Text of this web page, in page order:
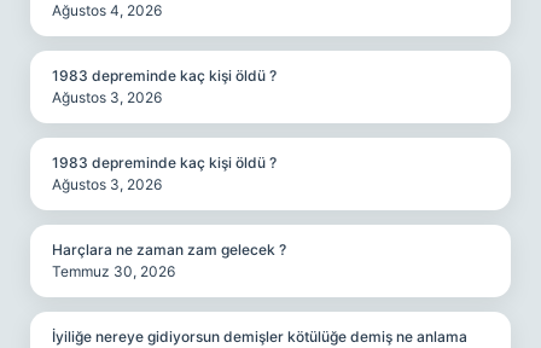
Ağustos 4, 2026
1983 depreminde kaç kişi öldü ?
Ağustos 3, 2026
1983 depreminde kaç kişi öldü ?
Ağustos 3, 2026
Harçlara ne zaman zam gelecek ?
Temmuz 30, 2026
İyiliğe nereye gidiyorsun demişler kötülüğe demiş ne anlama